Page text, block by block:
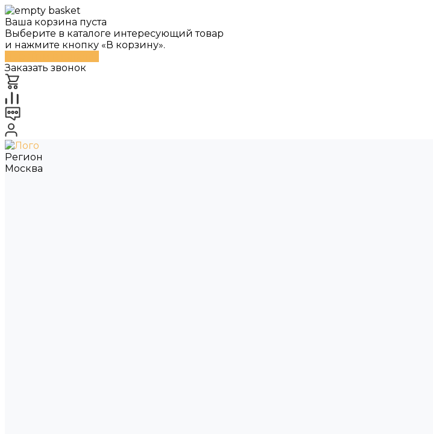
Ваша корзина пуста
Выберите в каталоге интересующий товар
и нажмите кнопку «В корзину».
Заказать звонок
Регион
Москва